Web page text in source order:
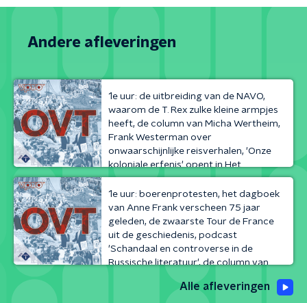
Andere afleveringen
1e uur: de uitbreiding van de NAVO,
waarom de T. Rex zulke kleine armpjes
heeft, de column van Micha Wertheim,
Frank Westerman over
onwaarschijnlijke reisverhalen, 'Onze
koloniale erfenis' opent in Het
Tropenmuseum, OVT 19-06...
Volgende
1e uur: boerenprotesten, het dagboek
van Anne Frank verscheen 75 jaar
geleden, de zwaarste Tour de France
uit de geschiedenis, podcast
'Schandaal en controverse in de
Russische literatuur', de column van
John Jansen van Galen...
Alle afleveringen